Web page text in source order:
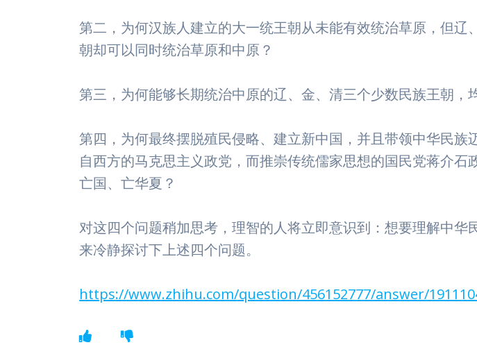
第二，为何汉族人建立的大一统王朝从未能有效统治草原，但辽
朝却可以同时统治草原和中原？
第三，为何能够长期统治中原的辽、金、清三个少数民族王朝，
第四，为何最终摆脱殖民侵略、建立新中国，并且带领中华民族
自西方的马克思主义政党，而推崇传统儒家思想的国民党蒋介石
亡国、亡华夏？
对这四个问题稍加思考，理智的人将立即意识到：想要理解中华
来冷静探讨下上述四个问题。
https://www.zhihu.com/question/456152777/answer/